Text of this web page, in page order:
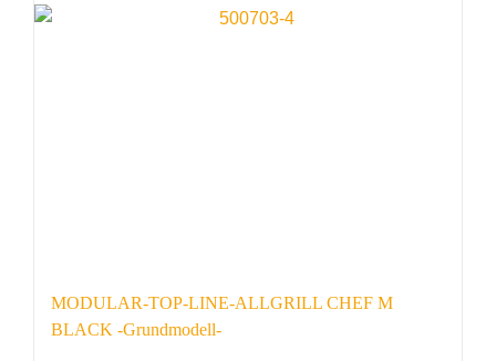
MODULAR-TOP-LINE-ALLGRILL CHEF M
BLACK -Grundmodell-